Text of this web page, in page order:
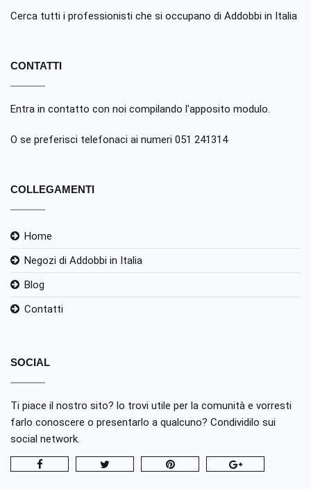
Cerca tutti i professionisti che si occupano di Addobbi in Italia
CONTATTI
Entra in contatto con noi compilando l'apposito modulo.
O se preferisci telefonaci ai numeri 051 241314
COLLEGAMENTI
Home
Negozi di Addobbi in Italia
Blog
Contatti
SOCIAL
Ti piace il nostro sito? lo trovi utile per la comunità e vorresti
farlo conoscere o presentarlo a qualcuno? Condividilo sui
social network.